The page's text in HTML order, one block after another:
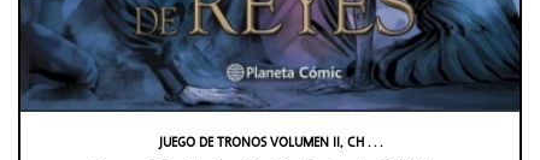
JUEGO DE TRONOS VOLUMEN II, CH . . .